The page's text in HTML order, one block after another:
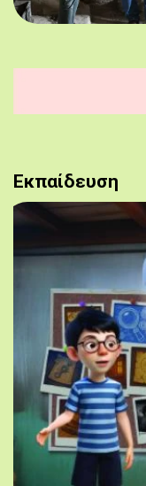
Εκπαίδευση